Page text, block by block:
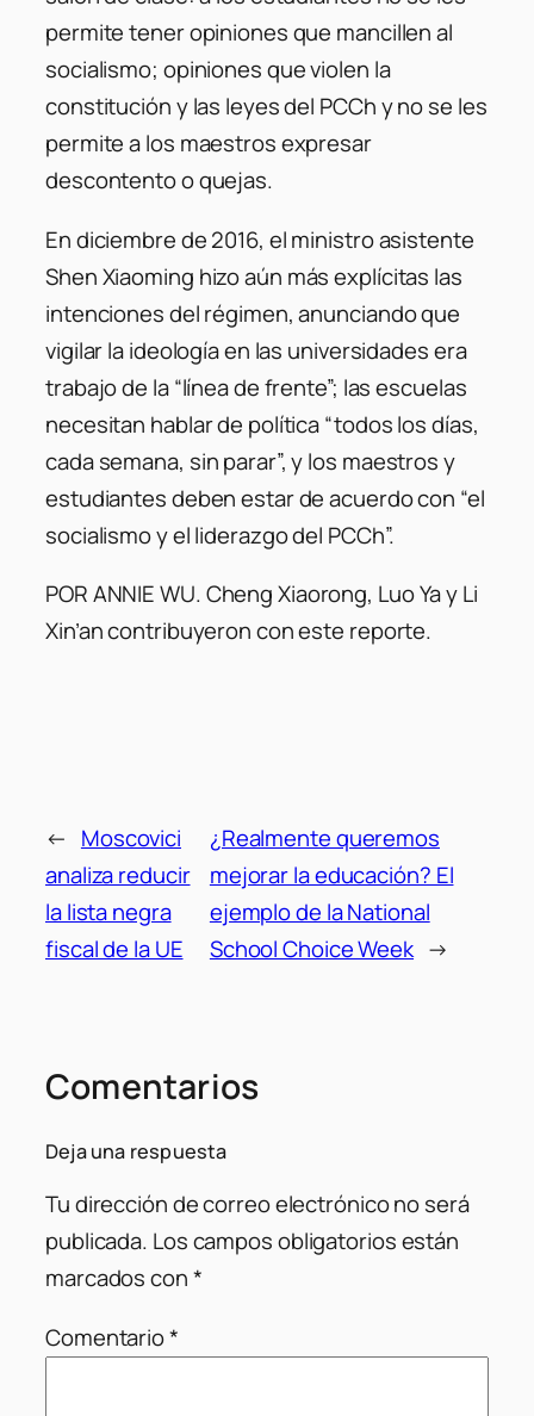
permite tener opiniones que mancillen al
socialismo; opiniones que violen la
constitución y las leyes del PCCh y no se les
permite a los maestros expresar
descontento o quejas.
En diciembre de 2016, el ministro asistente
Shen Xiaoming hizo aún más explícitas las
intenciones del régimen, anunciando que
vigilar la ideología en las universidades era
trabajo de la “línea de frente”; las escuelas
necesitan hablar de política “todos los días,
cada semana, sin parar”, y los maestros y
estudiantes deben estar de acuerdo con “el
socialismo y el liderazgo del PCCh”.
POR ANNIE WU. Cheng Xiaorong, Luo Ya y Li
Xin’an contribuyeron con este reporte.
← Moscovici
analiza reducir
la lista negra
fiscal de la UE
¿Realmente queremos
mejorar la educación? El
ejemplo de la National
School Choice Week →
Comentarios
Deja una respuesta
Tu dirección de correo electrónico no será
publicada. Los campos obligatorios están
marcados con*
Comentario*